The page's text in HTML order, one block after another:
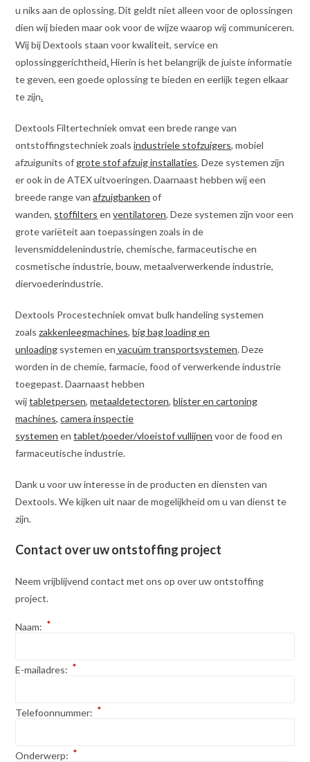
u niks aan de oplossing. Dit geldt niet alleen voor de oplossingen
dien wij bieden maar ook voor de wijze waarop wij communiceren.
Wij bij Dextools staan voor kwaliteit, service en
oplossinggerichtheid.Hierin is het belangrijk de juiste informatie
te geven, een goede oplossing te bieden en eerlijk tegen elkaar
te zijn.
Dextools Filtertechniek omvat een brede range van
ontstoffingstechniek zoalsindustriele stofzuigers, mobiel
afzuigunits of grote stof afzuig installaties. Deze systemen zijn
er ook in de ATEX uitvoeringen. Daarnaast hebben wij een
breede range vanafzuigbanken of
wanden, stoffilters enventilatoren. Deze systemen zijn voor een
grote variëteit aan toepassingen zoals in de
levensmiddelenindustrie, chemische, farmaceutische en
cosmetische industrie, bouw, metaalverwerkende industrie,
diervoederindustrie.
Dextools Procestechniek omvat bulk handeling systemen
zoalszakkenleegmachines,big bag loading en
unloading systemen en vacuüm transportsystemen. Deze
worden in de chemie, farmacie, food of verwerkende industrie
toegepast. Daarnaast hebben
wijtabletpersen,metaaldetectoren,blister en cartoning
machines, camera inspectie
systemen entablet/poeder/vloeistof vullijnen voor de food en
farmaceutische industrie.
Dank u voor uw interesse in de producten en diensten van
Dextools. We kijken uit naar de mogelijkheid om u van dienst te
zijn.
Contact over uw ontstoffing project
Neem vrijblijvend contact met ons op over uw ontstoffing
project.
Naam: *
E-mailadres: *
Telefoonnummer: *
Onderwerp: *